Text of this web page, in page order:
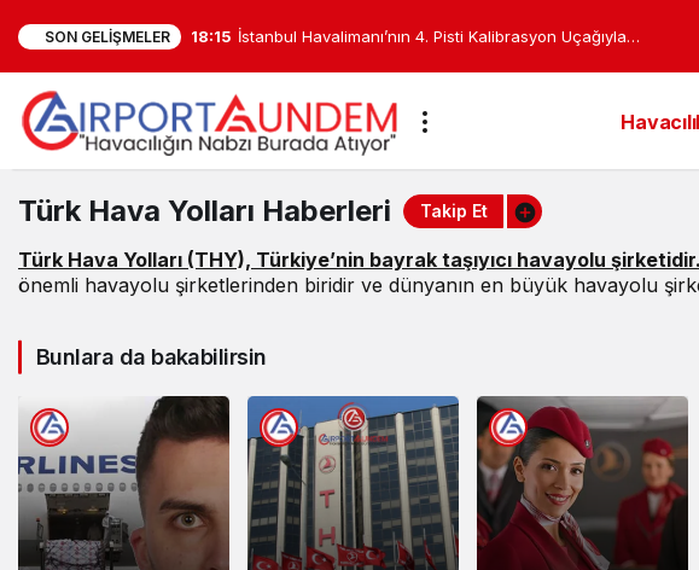
SON GELIŞMELER Test Edildi
Türk
Hava
Yolları
Haberleri
Türk Hava Yolları Haberleri Takip Et
Türk Hava Yolları (THY), Türkiye’nin bayrak taşıyıcı havayolu şirketidir.
önemli havayolu şirketlerinden biridir ve dünyanın en büyük havayolu
Bunlara da bakabilirsin